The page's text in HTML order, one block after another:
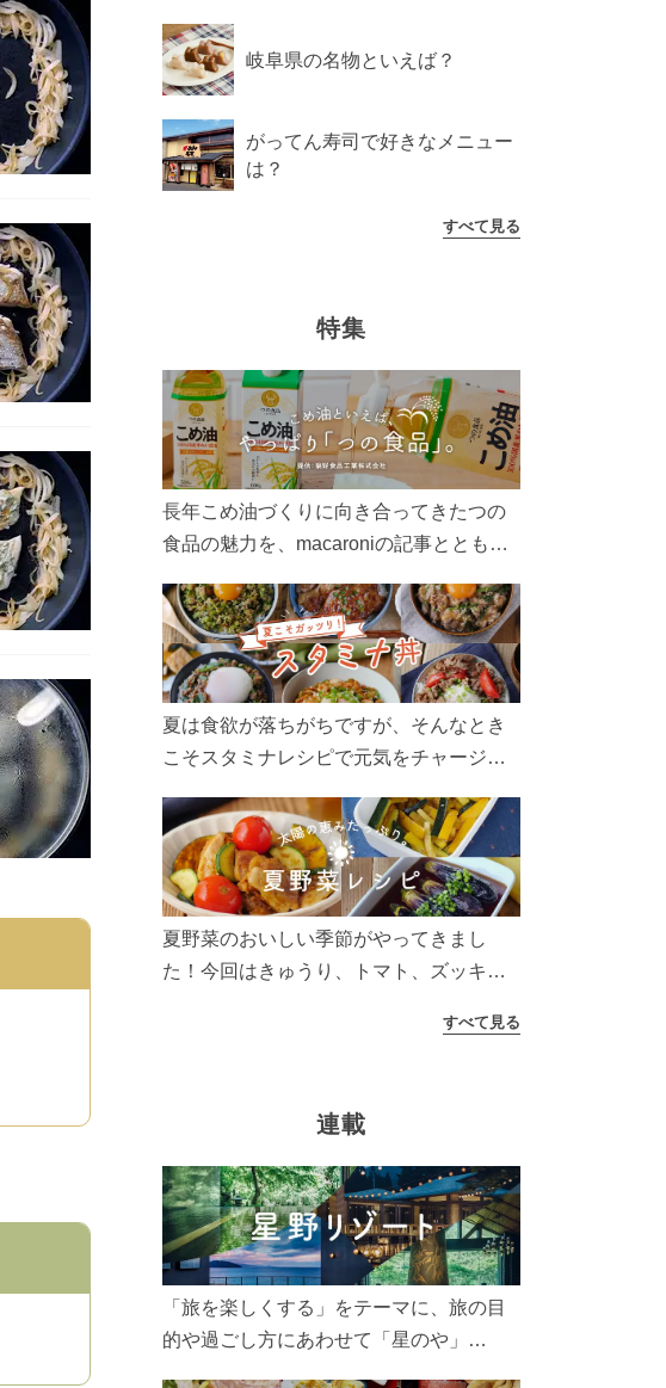
岐阜県の名物といえば？
がってん寿司で好きなメニュー
は？
すべて見る
特集
長年こめ油づくりに向き合ってきたつの
食品の魅力を、macaroniの記事とともに
ん、製造現場や品質へのこだわりまで。
こめ油をもっと好きになるコンテンツを
ぜひお楽しみください。
夏は食欲が落ちがちですが、そんなとき
こそスタミナレシピで元気をチャージ！
リ食べて、夏バテを吹き飛ばしましょ
う！
夏野菜のおいしい季節がやってきまし
た！今回はきゅうり、トマト、ズッキー
太陽の光をたっぷりあびた夏野菜は栄養
すべて見る
連載
「旅を楽しくする」をテーマに、旅の目
的や過ごし方にあわせて「星のや」